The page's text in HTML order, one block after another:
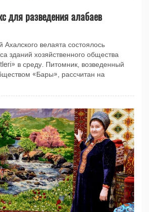
для разведения алабаев
Ахалского велаята состоялось
зданий хозяйственного общества
в среду. Питомник, возведенный
«Бары», рассчитан на